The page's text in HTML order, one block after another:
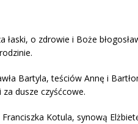
o zdrowie i Boże
Bartyla, teściów Annę i
za dusze czyśćcowe.
Kotula, synową